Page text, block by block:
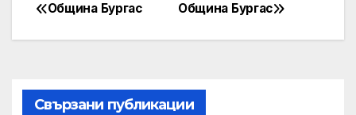
Post
navigation
Община Бургас
Община Бургас
Свързани публикации